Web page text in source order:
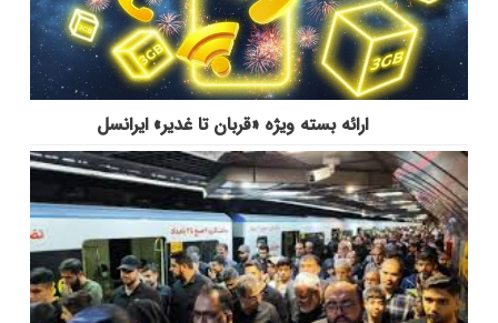
ارائه بسته ویژه «قربان تا غدیر» ایرانسل